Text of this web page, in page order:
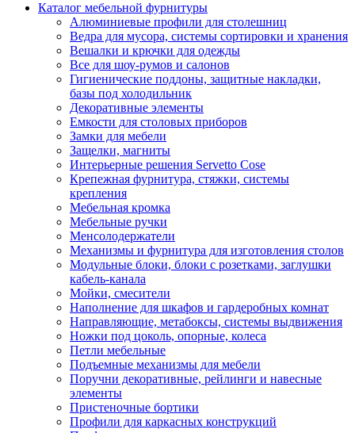
Каталог мебельной фурнитуры
Алюминиевые профили для столешниц
Ведра для мусора, системы сортировки и хранения
Вешалки и крючки для одежды
Все для шоу-румов и салонов
Гигиенические поддоны, защитные накладки,
базы под холодильник
Декоративные элементы
Емкости для столовых приборов
Замки для мебели
Защелки, магниты
Интерьерные решения Servetto Cose
Крепежная фурнитура, стяжки, системы
крепления
Мебельная кромка
Мебельные ручки
Менсолодержатели
Механизмы и фурнитура для изготовления столов
Модульные блоки, блоки с розетками, заглушки
кабель-канала
Мойки, смесители
Наполнение для шкафов и гардеробных комнат
Направляющие, метабоксы, системы выдвижения
Ножки под цоколь, опорные, колеса
Петли мебельные
Подъемные механизмы для мебели
Поручни декоративные, рейлинги и навесные
элементы
Пристеночные бортики
Профили для каркасных конструкций